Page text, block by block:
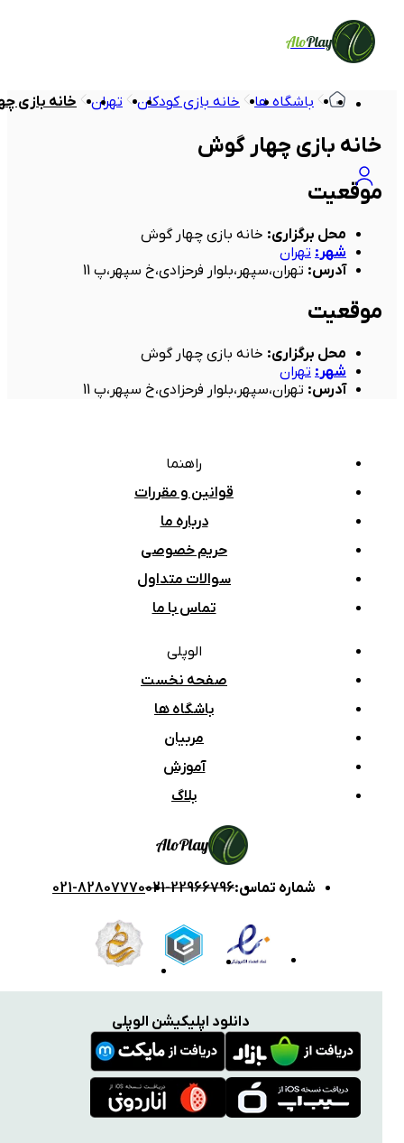
AloPlay
باشگاه ها خانه بازی کودکان تهران خانه بازی
خانه بازی چهار گوش
موقعیت
محل برگزاری: خانه بازی چهار گوش
شهر : تهران
آدرس: تهران،سپهر،بلوار فرحزادی،خ سپهر،پ 11
موقعیت
محل برگزاری: خانه بازی چهار گوش
شهر : تهران
آدرس: تهران،سپهر،بلوار فرحزادی،خ سپهر،پ 11
راهنما
قوانین و مقررات
درباره ما
حریم خصوصی
سوالات متداول
تماس با ما
الوپلی
صفحه نخست
باشگاه ها
مربیان
آموزش
بلاگ
AloPlay
شماره تماس:
021-22966796
021-82807770
دانلود اپلیکیشن الوپلی